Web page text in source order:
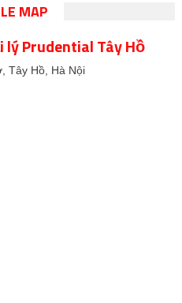
MAP
lý Prudential Tây Hồ
Tây Hồ, Hà Nội